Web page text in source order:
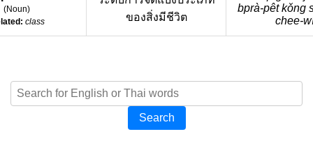
(Noun)
class
ของสิ่งมีชีวิต
bprà-pêt kǒng
chee-
Search